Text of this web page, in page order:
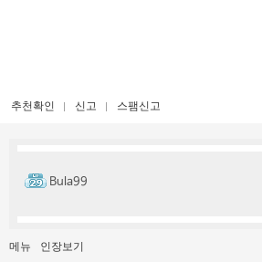
추천확인 신고 스팸신고
Bula99
메뉴 인장보기